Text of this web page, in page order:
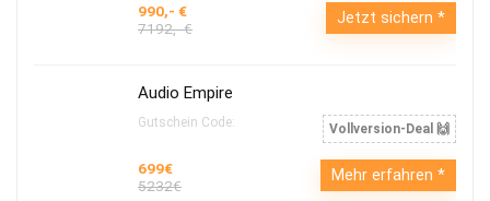
990,- €
7192,- €
Jetzt sichern
Audio Empire
Gutschein Code: Vollversion-Deal 🙌
699€
5232€
Mehr erfahren